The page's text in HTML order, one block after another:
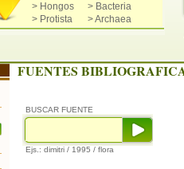
> Hongos
> Bacteria
> Protista
> Archaea
FUENTES
BUSCAR FUENTE
Ejs.: dimitri / 1995 / flora